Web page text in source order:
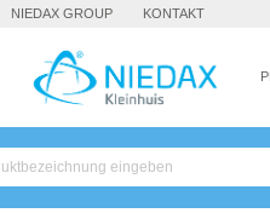
NIEDAX GROUP KONTAKT